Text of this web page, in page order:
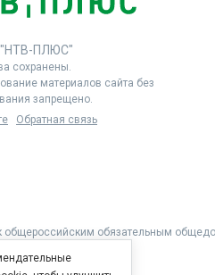
ПЛЮС"
сохранены.
материалов сайта без
запрещено.
Обратная связь
общероссийским обязательным